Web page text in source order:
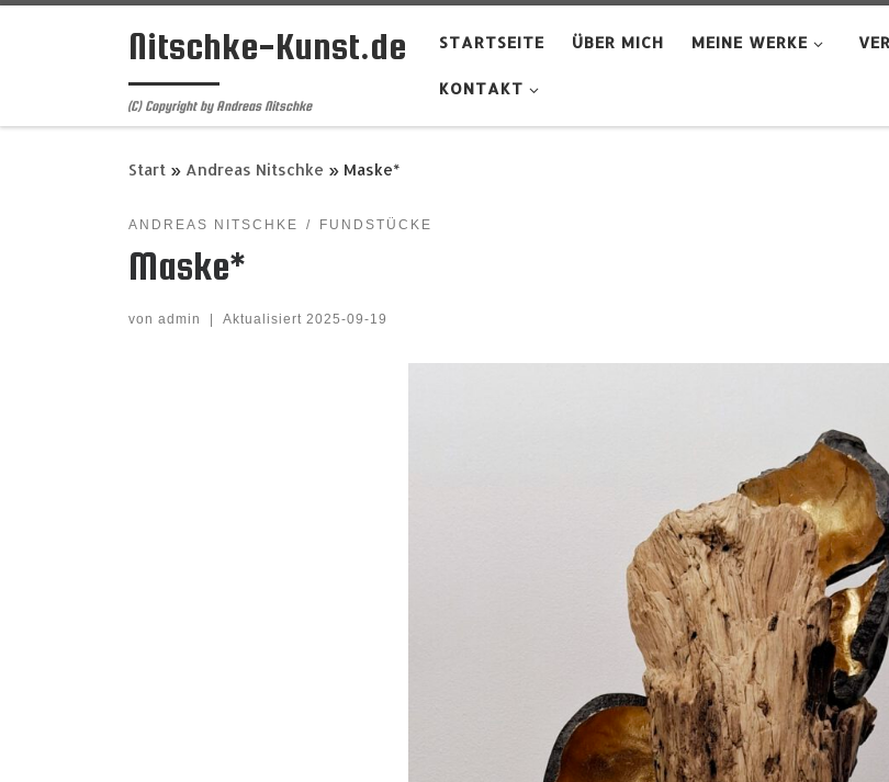
Zum Inhalt springenNitschke-Kunst.de
(C) Copyright by Andreas Nitschke
STARTSEITE ÜBER MICH MEINE WERKE
KONTAKT
Start » Andreas Nitschke » Maske*
ANDREAS NITSCHKE FUNDSTÜCKE
Maske*
von admin Aktualisiert 2025-09-19